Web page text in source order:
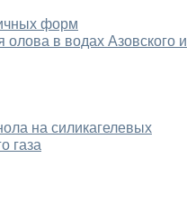
форм
олова в водах Азовского и
на силикагелевых
газа